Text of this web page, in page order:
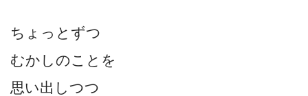
ちょっとずつ
むかしのことを
思い出しつつ